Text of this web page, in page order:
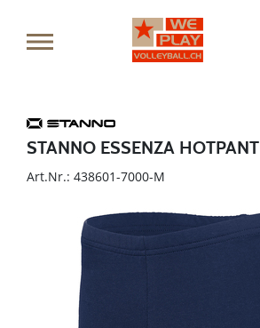
STANNO ESSENZA HOTPANT
Art.Nr.: 438601-7000-M